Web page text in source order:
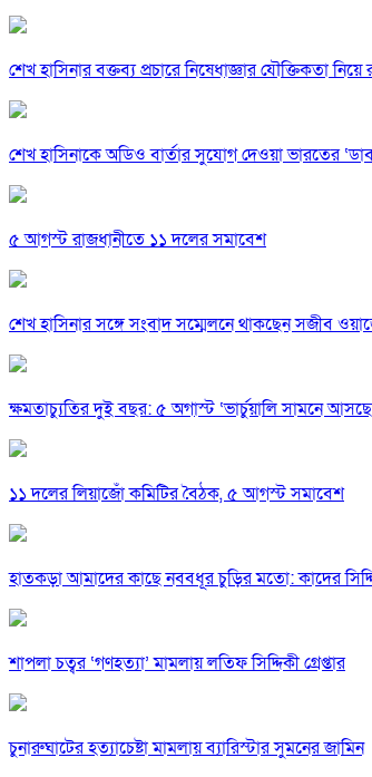
শেখ হাসিনার বক্তব্য প্রচারে নিষেধাজ্ঞার যৌক্তিকতা নিয়ে
শেখ হাসিনাকে অডিও বার্তার সুযোগ দেওয়া ভারতের
৫ আগস্ট রাজধানীতে ১১ দলের সমাবেশ
শেখ হাসিনার সঙ্গে সংবাদ সম্মেলনে থাকছেন সজীব
ক্ষমতাচ্যুতির দুই বছর: ৫ অগাস্ট ‘ভার্চুয়ালি সামনে
১১ দলের লিয়াজোঁ কমিটির বৈঠক, ৫ আগস্ট সমাবেশ
হাতকড়া আমাদের কাছে নববধূর চুড়ির মতো: কাদের
শাপলা চত্বর ‘গণহত্যা’ মামলায় লতিফ সিদ্দিকী গ্রেপ্তার
চুনারুঘাটের হত্যাচেষ্টা মামলায় ব্যারিস্টার সুমনের জামিন